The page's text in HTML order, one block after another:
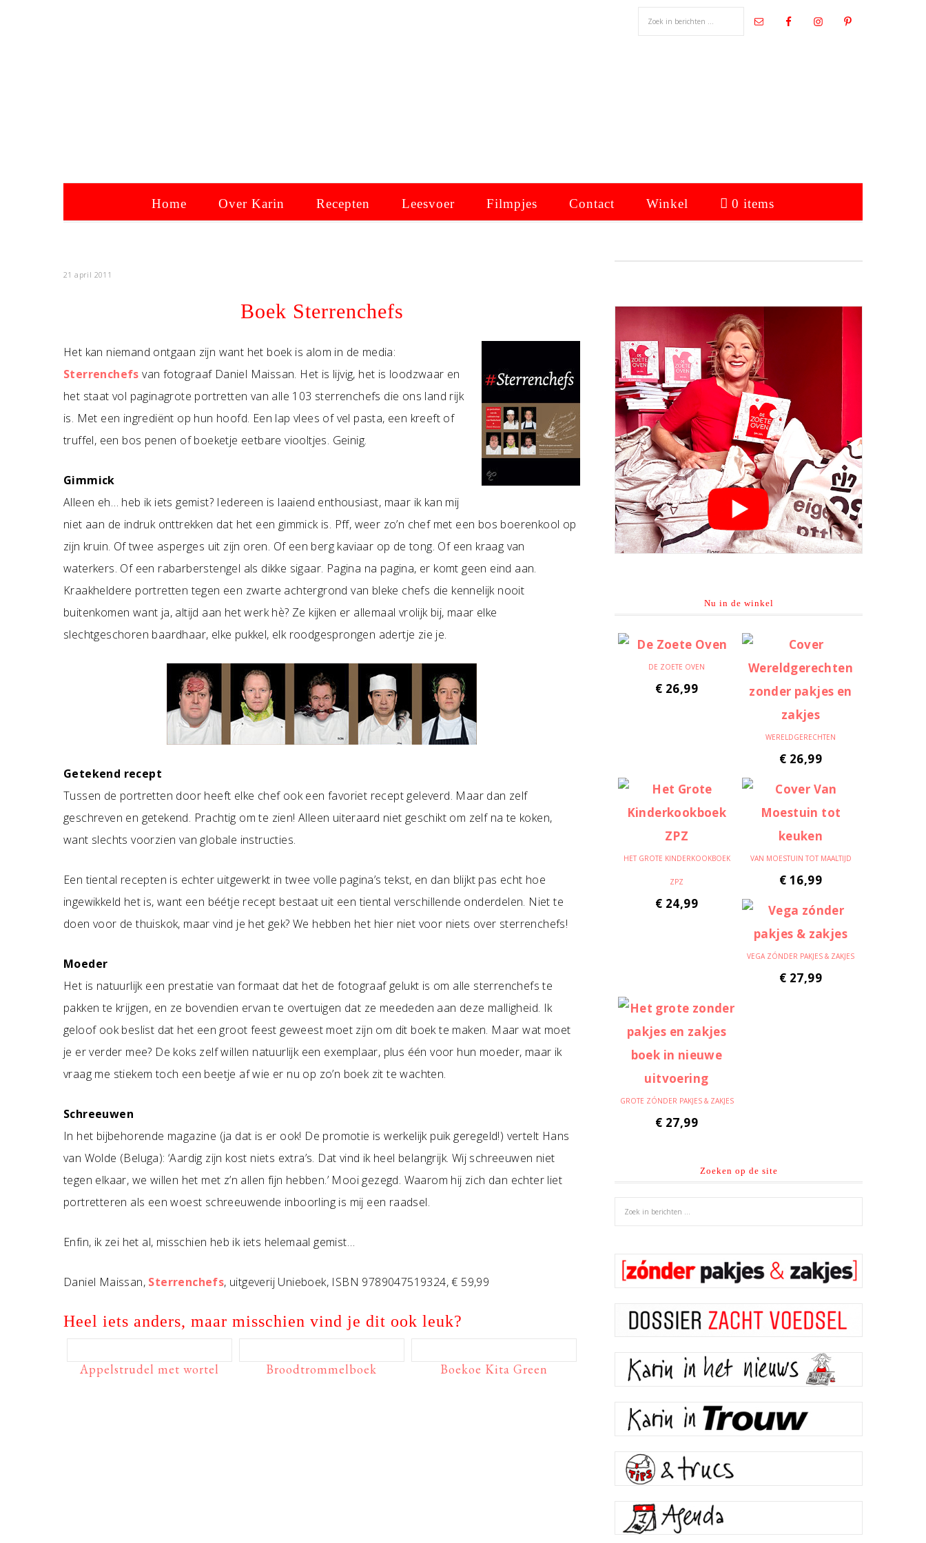
Home Over Karin Recepten Leesvoer Filmpjes Contact Winkel 0 items
21 april 2011
Boek Sterrenchefs
Het kan niemand ontgaan zijn want het boek is alom in de media:
Sterrenchefs van fotograaf Daniel Maissan. Het is lijvig, het is loodzwaar en
het staat vol paginagrote portretten van alle 103 sterrenchefs die ons land rijk
is. Met een ingrediënt op hun hoofd. Een lap vlees of vel pasta, een kreeft of
truffel, een bos penen of boeketje eetbare viooltjes. Geinig.
Gimmick
Alleen eh… heb ik iets gemist? Iedereen is laaiend enthousiast, maar ik kan mij
niet aan de indruk onttrekken dat het een gimmick is. Pff, weer zo’n chef met een bos boerenkool op
zijn kruin. Of twee asperges uit zijn oren. Of een berg kaviaar op de tong. Of een kraag van
waterkers. Of een rabarberstengel als dikke sigaar. Pagina na pagina, er komt geen eind aan.
Kraakheldere portretten tegen een zwarte achtergrond van bleke chefs die kennelijk nooit
buitenkomen want ja, altijd aan het werk hè? Ze kijken er allemaal vrolijk bij, maar elke
slechtgeschoren baardhaar, elke pukkel, elk roodgesprongen adertje zie je.
Getekend recept
Tussen de portretten door heeft elke chef ook een favoriet recept geleverd. Maar dan zelf
geschreven en getekend. Prachtig om te zien! Alleen uiteraard niet geschikt om zelf na te koken,
want slechts voorzien van globale instructies.
Een tiental recepten is echter uitgewerkt in twee volle pagina’s tekst, en dan blijkt pas echt hoe
ingewikkeld het is, want een béétje recept bestaat uit een tiental verschillende onderdelen. Niet te
doen voor de thuiskok, maar vind je het gek? We hebben het hier niet voor niets over sterrenchefs!
Moeder
Het is natuurlijk een prestatie van formaat dat het de fotograaf gelukt is om alle sterrenchefs te
pakken te krijgen, en ze bovendien ervan te overtuigen dat ze meededen aan deze malligheid. Ik
geloof ook beslist dat het een groot feest geweest moet zijn om dit boek te maken. Maar wat moet
je er verder mee? De koks zelf willen natuurlijk een exemplaar, plus één voor hun moeder, maar ik
vraag me stiekem toch een beetje af wie er nu op zo’n boek zit te wachten.
Schreeuwen
In het bijbehorende magazine (ja dat is er ook! De promotie is werkelijk puik geregeld!) vertelt Hans
van Wolde (Beluga): ‘Aardig zijn kost niets extra’s. Dat vind ik heel belangrijk. Wij schreeuwen niet
tegen elkaar, we willen het met z’n allen fijn hebben.’ Mooi gezegd. Waarom hij zich dan echter liet
portretteren als een woest schreeuwende inboorling is mij een raadsel.
Enfin, ik zei het al, misschien heb ik iets helemaal gemist…
Daniel Maissan, Sterrenchefs, uitgeverij Unieboek, ISBN 9789047519324, € 59,99
Heel iets anders, maar misschien vind je dit ook leuk?
Appelstrudel met wortel Broodtrommelboek Boekoe Kita Green
Nu in de winkel
DE ZOETE OVEN
€ 26,99
WERELDGERECHTEN
€ 26,99
HET GROTE KINDERKOOKBOEK
ZPZ
€ 24,99
VAN MOESTUIN TOT MAALTIJD
€ 16,99
VEGA ZÓNDER PAKJES & ZAKJES
€ 27,99
GROTE ZÓNDER PAKJES & ZAKJES
€ 27,99
Zoeken op de site